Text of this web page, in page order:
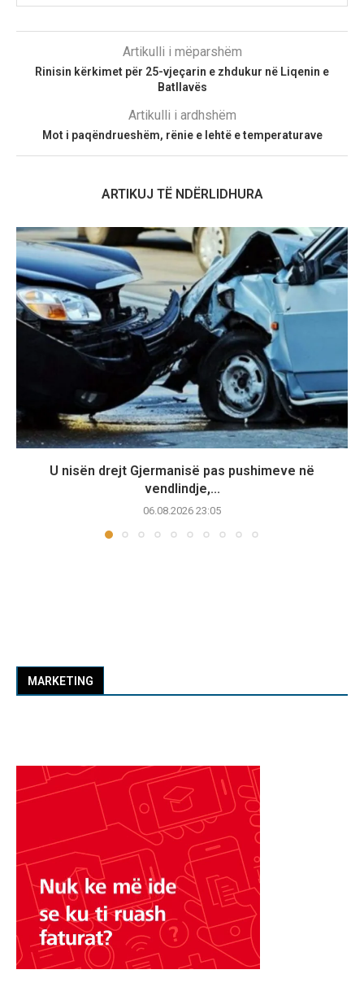
Artikulli i mëparshëm
Rinisin kërkimet për 25-vjeçarin e zhdukur në Liqenin e
Batllavës
Artikulli i ardhshëm
Mot i paqëndrueshëm, rënie e lehtë e temperaturave
ARTIKUJ TË NDËRLIDHURA
U nisën drejt Gjermanisë pas pushimeve në
vendlindje,...
06.08.2026 23:05
MARKETING